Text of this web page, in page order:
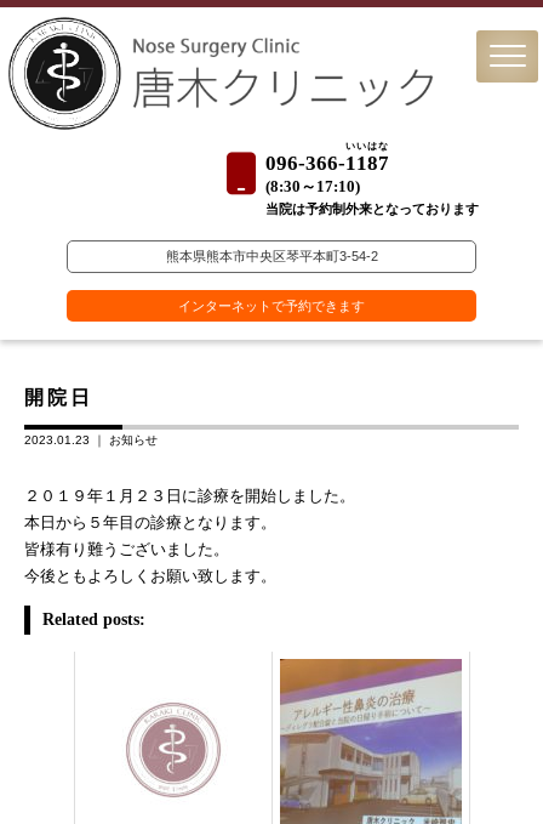
096-366-1187
いいはな
(8:30～17:10)
当院は予約制外来となっております
熊本県熊本市中央区琴平本町3-54-2
インターネットで予約できます
開院日
2023.01.23 ｜ お知らせ
２０１９年１月２３日に診療を開始しました。
本日から５年目の診療となります。
皆様有り難うございました。
今後ともよろしくお願い致します。
Related posts: